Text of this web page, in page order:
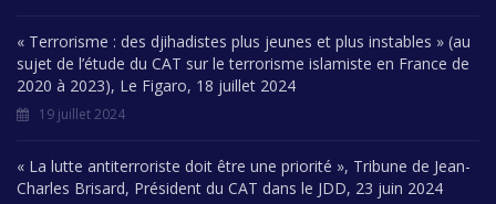
« Terrorisme : des djihadistes plus jeunes et plus instables » (au
sujet de l’étude du CAT sur le terrorisme islamiste en France de
2020 à 2023), Le Figaro, 18 juillet 2024
19 juillet 2024
« La lutte antiterroriste doit être une priorité », Tribune de Jean-
Charles Brisard, Président du CAT dans le JDD, 23 juin 2024